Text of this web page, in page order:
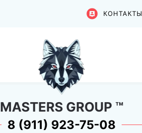
КОНТАКТЫ
MASTERS GROUP ™
8 (911) 923-75-08